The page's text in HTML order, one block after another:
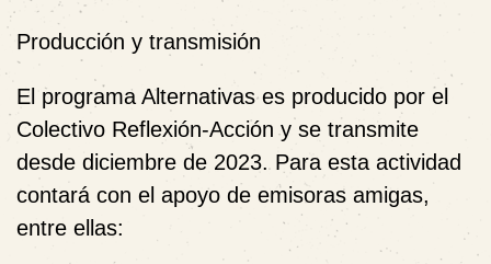
Producción y transmisión
El programa Alternativas es producido por el
Colectivo Reflexión-Acción y se transmite
desde diciembre de 2023. Para esta actividad
contará con el apoyo de emisoras amigas,
entre ellas: